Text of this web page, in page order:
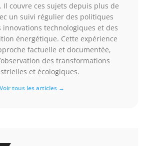
Il couvre ces sujets depuis plus de
un suivi régulier des politiques
innovations technologiques et des
énergétique. Cette expérience
factuelle et documentée,
des transformations
et écologiques.
Voir tous les articles →